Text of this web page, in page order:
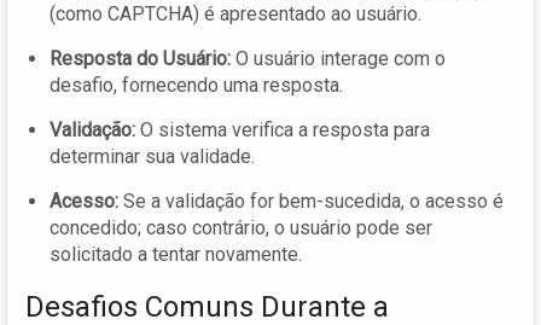
(como CAPTCHA) é apresentado ao usuário.
Resposta do Usuário: O usuário interage com o
desafio, fornecendo uma resposta.
Validação: O sistema verifica a resposta para
determinar sua validade.
Acesso: Se a validação for bem-sucedida, o acesso é
concedido; caso contrário, o usuário pode ser
solicitado a tentar novamente.
Desafios Comuns Durante a